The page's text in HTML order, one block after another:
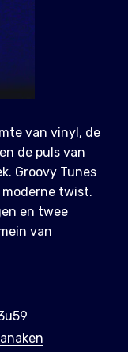
van vinyl, de
de puls van
Groovy Tunes
twist.
en twee
van